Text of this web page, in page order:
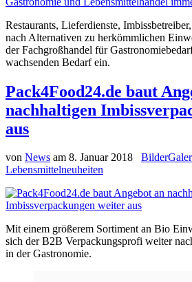
Restaurants, Lieferdienste,
nach Alternativen zu herkömmlichen
der Fachgroßhandel für
wachsenden Bedarf ein.
Pack4Food24.de baut
nachhaltigen
aus
von News am 8. Januar 2018
Lebensmittelneuheiten
Mit einem größerem Sortiment an Bio
sich der B2B Verpackungsprofi weiter
in der Gastronomie.